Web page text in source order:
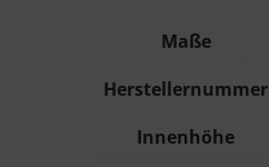
Maße
Herstellernummer
Innenhöhe